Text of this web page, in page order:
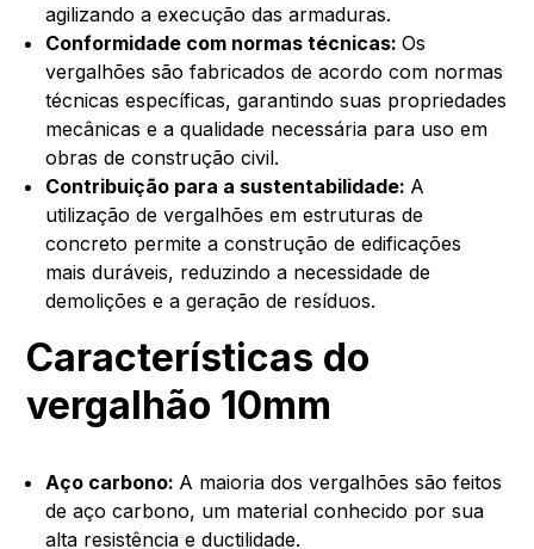
agilizando a execução das armaduras.
Conformidade com normas técnicas:Os
vergalhões são fabricados de acordo com normas
técnicas específicas, garantindo suas propriedades
mecânicas e a qualidade necessária para uso em
obras de construção civil.
Contribuição para a sustentabilidade: A
utilização de vergalhões em estruturas de
concreto permite a construção de edificações
mais duráveis, reduzindo a necessidade de
demolições e a geração de resíduos.
Características do
vergalhão 10mm
Aço carbono: A maioria dos vergalhões são feitos
de aço carbono, um material conhecido por sua
alta resistência e ductilidade.